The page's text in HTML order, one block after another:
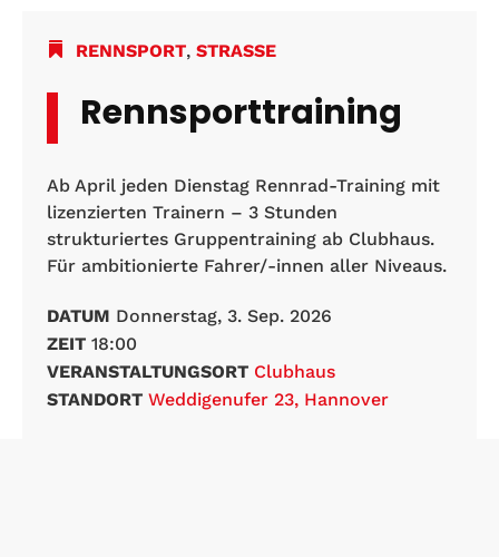
RENNSPORT,STRASSE
Rennsporttraining
Ab April jeden Dienstag Rennrad-Training mit
lizenzierten Trainern – 3 Stunden
strukturiertes Gruppentraining ab Clubhaus.
Für ambitionierte Fahrer/-innen aller Niveaus.
DATUM Donnerstag, 3. Sep. 2026
ZEIT18:00
VERANSTALTUNGSORT Clubhaus
STANDORTWeddigenufer 23, Hannover